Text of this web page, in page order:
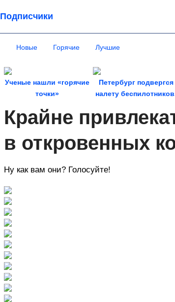
Подписчики
Новые Горячие Лучшие
Ученые нашли «горячие
точки»
России....
Петербург подвергся
налету
Крайне
в откровенных
Ну как вам они? Голосуйте!